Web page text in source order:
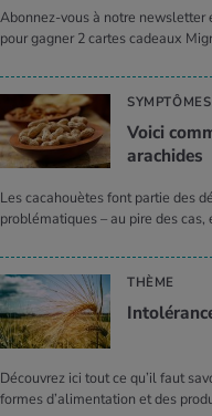
Abonnez-vous à notre newsletter
pour gagner 2 cartes cadeaux
SYMPTÔMES
Voici
arachides
Les cacahouètes font partie des
problématiques – au pire des
THÈME
Découvrez ici tout ce qu’il faut
formes d’alimentation et des